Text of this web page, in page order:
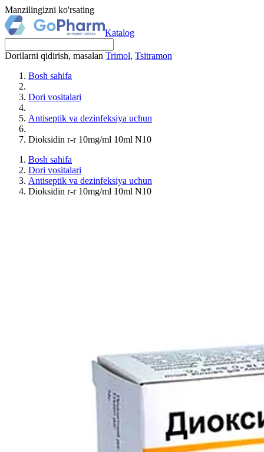
Manzilingizni ko'rsating
Katalog
Dorilarni qidirish, masalan Trimol, Tsitramon
Bosh sahifa
Dori vositalari
Antiseptik va dezinfeksiya uchun
Dioksidin r-r 10mg/ml 10ml N10
Bosh sahifa
Dori vositalari
Antiseptik va dezinfeksiya uchun
Dioksidin r-r 10mg/ml 10ml N10